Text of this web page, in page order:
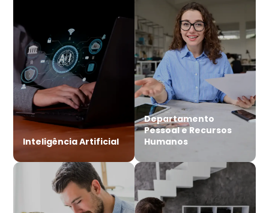
Inteligência Artificial
Departamento
Pessoal e Recursos
Humanos